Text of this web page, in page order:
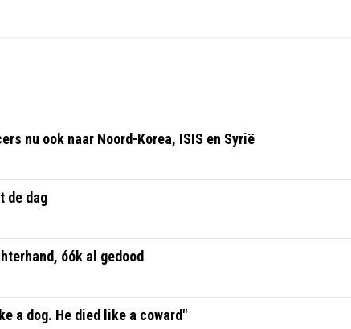
nu ook naar Noord-Korea, ISIS en Syrië
de dag
óók al gedood
a dog. He died like a coward"